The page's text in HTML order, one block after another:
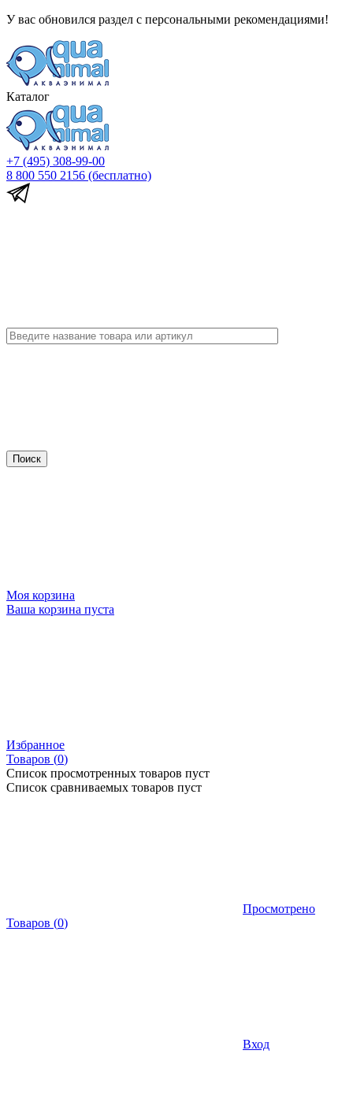
У вас обновился раздел с персональными рекомендациями!
Каталог
+7 (495) 308-99-00
8 800 550 2156 (бесплатно)
Моя корзина
Ваша корзина пуста
Избранное
Товаров (0)
Список просмотренных товаров пуст
Список сравниваемых товаров пуст
Просмотрено
Товаров (0)
Вход